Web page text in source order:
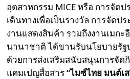
อุตสาหกรรม MICE หรือ การจัด
เดินทางเพื่อเป็นรางวัล การจัดป
งานแสดงสินค้า รวมถึงงานเมกะ
นานาชาติ ได้ขานรับนโยบายรัฐ
ด้วยการส่งเสริมสนับสนุนการจัด
แคมเปญสื่อสาร“ไมซ์ไทย มนต์เ